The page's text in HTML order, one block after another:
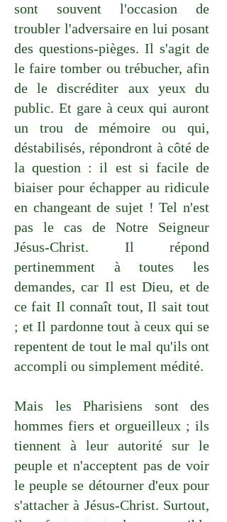
sont souvent l'occasion de
troubler l'adversaire en lui posant
des questions-pièges. Il s'agit de
le faire tomber ou trébucher, afin
de le discréditer aux yeux du
public. Et gare à ceux qui auront
un trou de mémoire ou qui,
déstabilisés, répondront à côté de
la question : il est si facile de
biaiser pour échapper au ridicule
en changeant de sujet ! Tel n'est
pas le cas de Notre Seigneur
Jésus-Christ. Il répond
pertinemment à toutes les
demandes, car Il est Dieu, et de
ce fait Il connaît tout, Il sait tout
; et Il pardonne tout à ceux qui se
repentent de tout le mal qu'ils ont
accompli ou simplement médité.
Mais les Pharisiens sont des
hommes fiers et orgueilleux ; ils
tiennent à leur autorité sur le
peuple et n'acceptent pas de voir
le peuple se détourner d'eux pour
s'attacher à Jésus-Christ. Surtout,